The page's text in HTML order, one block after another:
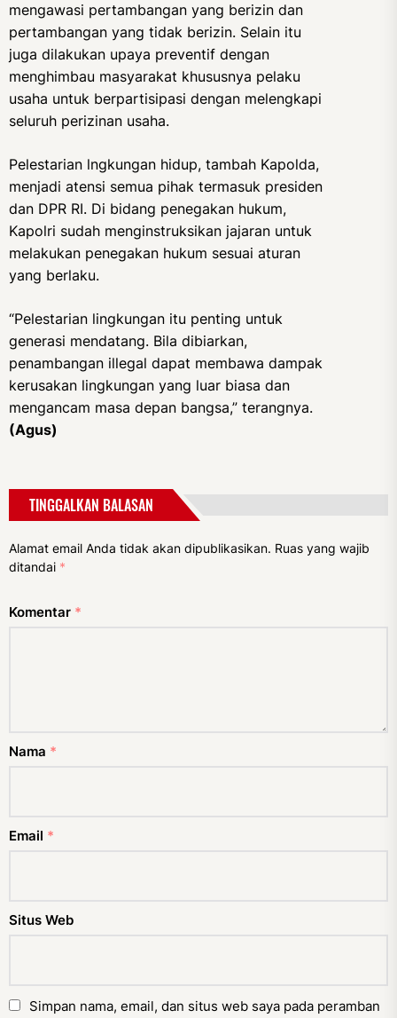
mengawasi pertambangan yang berizin dan
pertambangan yang tidak berizin. Selain itu
juga dilakukan upaya preventif dengan
menghimbau masyarakat khususnya pelaku
usaha untuk berpartisipasi dengan melengkapi
seluruh perizinan usaha.
Pelestarian lngkungan hidup, tambah Kapolda,
menjadi atensi semua pihak termasuk presiden
dan DPR RI. Di bidang penegakan hukum,
Kapolri sudah menginstruksikan jajaran untuk
melakukan penegakan hukum sesuai aturan
yang berlaku.
“Pelestarian lingkungan itu penting untuk
generasi mendatang. Bila dibiarkan,
penambangan illegal dapat membawa dampak
kerusakan lingkungan yang luar biasa dan
mengancam masa depan bangsa,” terangnya.
(Agus)
TINGGALKAN BALASAN
Alamat email Anda tidak akan dipublikasikan. Ruas yang wajib
ditandai *
Komentar *
Nama *
Email *
Situs Web
Simpan nama, email, dan situs web saya pada peramban